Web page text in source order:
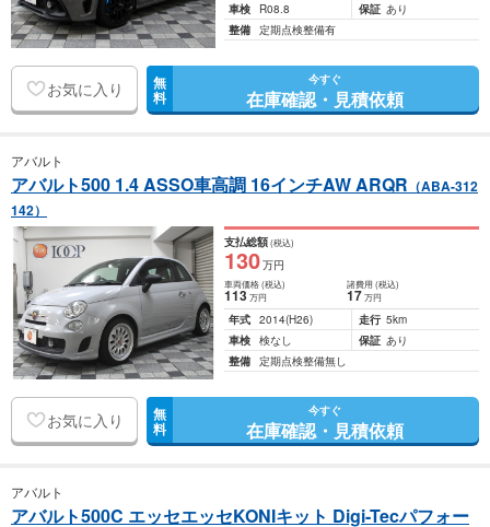
車検
R08.8 保証 あり
整備 定期点検整備有
お気に入り 無
料
今すぐ
在庫確認・見積依頼
アバルト
アバルト500 1.4 ASSO車高調 16インチAW ARQR （ABA-312
142）
支払総額(税込)
130万円
車両価格(税込)
113万円
諸費用 (税込)
17 万円
年式 2014(H26) 走行 5km
車検 検なし 保証 あり
整備 定期点検整備無し
お気に入り 無
料
今すぐ
在庫確認・見積依頼
アバルト
アバルト500C エッセエッセKONIキット Digi-Tecパフォー